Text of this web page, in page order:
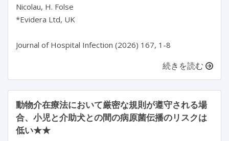
Nicolau, H. Folse
*Evidera Ltd, UK
Journal of Hospital Infection (2026) 167, 1-8
続きを読む
動物介在療法において厳密な規則が遵守される場
合、小児と介助犬との間の病原菌伝播のリスクは
低い★★